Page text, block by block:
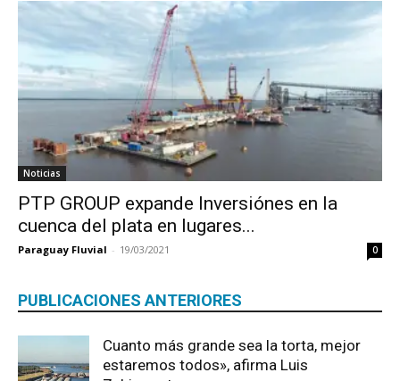
Noticias
PTP GROUP expande Inversiónes en la
cuenca del plata en lugares...
Paraguay Fluvial - 19/03/2021 0
PUBLICACIONES ANTERIORES
Cuanto más grande sea la torta, mejor
estaremos todos», afirma Luis